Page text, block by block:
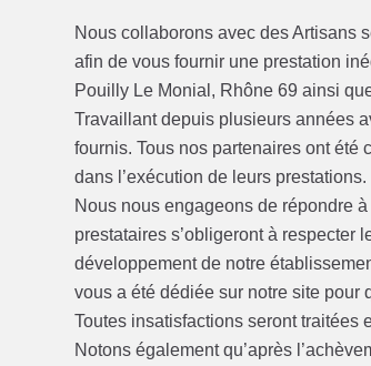
Nous collaborons avec des Artisans
afin de vous fournir une prestation
Pouilly Le Monial, Rhône 69 ainsi
Travaillant depuis plusieurs années
fournis. Tous nos partenaires ont
dans l’exécution de leurs prestations.
Nous nous engageons de répondre
prestataires s’obligeront à respecter
développement de notre
vous a été dédiée sur notre site pour
Toutes insatisfactions seront traitées
Notons également qu’après